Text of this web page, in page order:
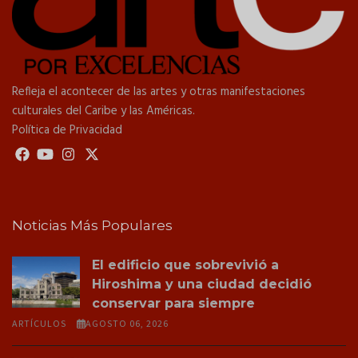
Refleja el acontecer de las artes y otras manifestaciones
culturales del Caribe y las Américas.
Política de Privacidad
Noticias Más Populares
El edificio que sobrevivió a
Hiroshima y una ciudad decidió
conservar para siempre
ARTÍCULOS AGOSTO 06, 2026